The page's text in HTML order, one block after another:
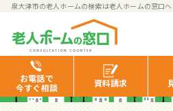
泉大津市の老人ホームの検索は老人ホームの窓口へ
お電話で
今すぐ相談
資料請求
はっぴーらい